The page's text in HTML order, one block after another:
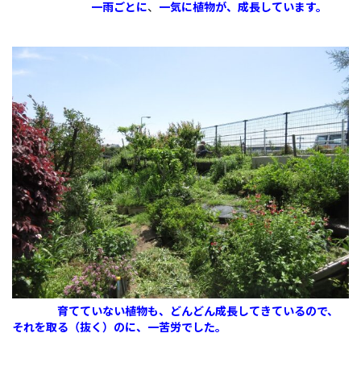
一雨ごとに、 一気に植物が、成長しています。
育てていない植物も、どんどん成長してきているので、
それを取る（抜く）のに、一苦労でした。